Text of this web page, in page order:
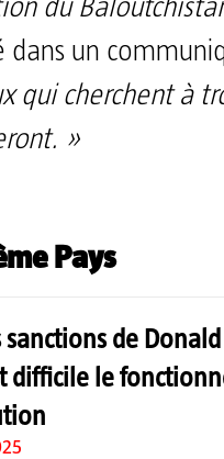
du
dans un
qui cherchent à
»
Pays
sanctions de
difficile le